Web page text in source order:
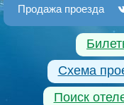
Продажа проезда
Схема
Поиск